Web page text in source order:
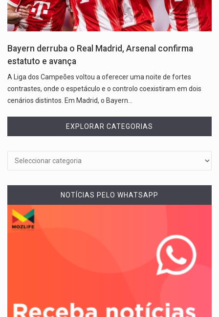
Bayern derruba o Real Madrid, Arsenal confirma
estatuto e avança
A Liga dos Campeões voltou a oferecer uma noite de fortes
contrastes, onde o espetáculo e o controlo coexistiram em dois
cenários distintos. Em Madrid, o Bayern…
EXPLORAR CATEGORIAS
NOTÍCIAS PELO WHATSAPP